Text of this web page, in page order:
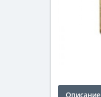
Описание